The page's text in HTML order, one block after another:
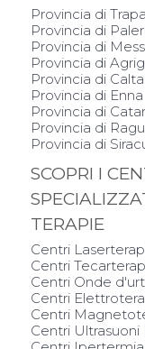
Provincia di
Provincia di
Provincia di
Provincia di
Provincia di
Provincia di Enna
Provincia di
Provincia di
Provincia di
SCOPRI I
TERAPIE
Centri
Centri
Centri Onde
Centri
Centri
Centri Ultrasuoni